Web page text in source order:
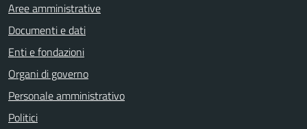
Aree amministrative
Documenti e dati
Enti e fondazioni
Organi di governo
Personale amministrativo
Politici